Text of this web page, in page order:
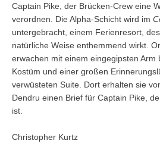
Captain Pike, der Brücken-Crew eine
verordnen. Die Alpha-Schicht wird im
untergebracht, einem Ferienresort,
natürliche Weise enthemmend wirkt.
erwachen mit einem eingegipsten Arm
Kostüm und einer großen
verwüsteten Suite. Dort erhalten sie
Dendru einen Brief für Captain Pike,
ist.
Christopher Kurtz